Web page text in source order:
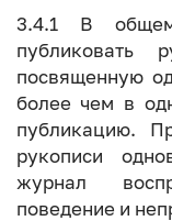
3.4.1 В
публиковать
посвященную
более чем в
публикацию.
рукописи
журнал
поведение и